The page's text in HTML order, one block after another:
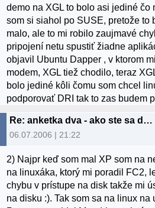
demo na XGL to bolo asi jediné čo
som si siahol po SUSE, pretože to
malo, ale to mi robilo zaujmavé
pripojení netu spustiť žiadne
objavil Ubuntu Dapper , v ktorom
modem, XGL tiež chodilo, teraz
bolo jediné kôli čomu som chcel
podporovať DRI tak to zas budem
Re: anketka dva - ako ste sa dostali k linuxu? :)
06.07.2006 | 21:22
2) Najpr keď som mal XP som na
na linuxáka, ktorý mi poradil FC2,
chybu v prístupe na disk takže mi
na disku :). Tak som sa na linux na